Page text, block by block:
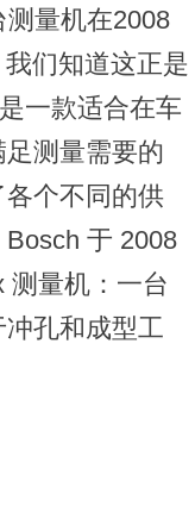
测量机在2008
们知道这正是
一款适合在车
测量需要的
个不同的供
于 2008
测量机：一台
孔和成型工